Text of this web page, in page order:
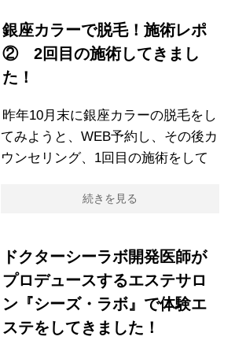
銀座カラーで脱毛！施術レポ
② 2回目の施術してきまし
た！
昨年10月末に銀座カラーの脱毛をし
てみようと、WEB予約し、その後カ
ウンセリング、1回目の施術をして
続きを見る
ドクターシーラボ開発医師が
プロデュースするエステサロ
ン『シーズ・ラボ』で体験エ
ステをしてきました！